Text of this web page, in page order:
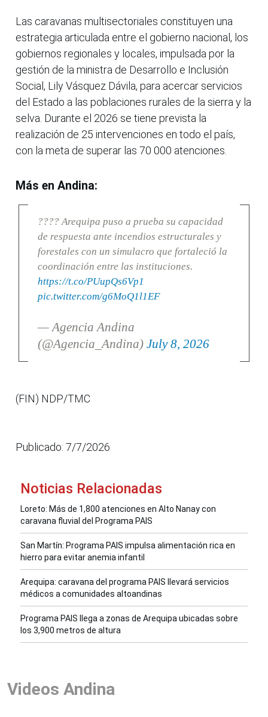
Las caravanas multisectoriales constituyen una
estrategia articulada entre el gobierno nacional, los
gobiernos regionales y locales, impulsada por la
gestión de la ministra de Desarrollo e Inclusión
Social, Lily Vásquez Dávila, para acercar servicios
del Estado a las poblaciones rurales de la sierra y la
selva. Durante el 2026 se tiene prevista la
realización de 25 intervenciones en todo el país,
con la meta de superar las 70 000 atenciones.
Más en Andina:
???? Arequipa puso a prueba su capacidad
de respuesta ante incendios estructurales y
forestales con un simulacro que fortaleció la
coordinación entre las instituciones.
https://t.co/PUupQs6Vp1
pic.twitter.com/g6MoQ1l1EF
— Agencia Andina
(@Agencia_Andina) July 8, 2026
(FIN) NDP/TMC
Publicado: 7/7/2026
Noticias Relacionadas
Loreto: Más de 1,800 atenciones en Alto Nanay con
caravana fluvial del Programa PAIS
San Martín: Programa PAIS impulsa alimentación rica en
hierro para evitar anemia infantil
Arequipa: caravana del programa PAIS llevará servicios
médicos a comunidades altoandinas
Programa PAIS llega a zonas de Arequipa ubicadas sobre
los 3,900 metros de altura
Videos Andina